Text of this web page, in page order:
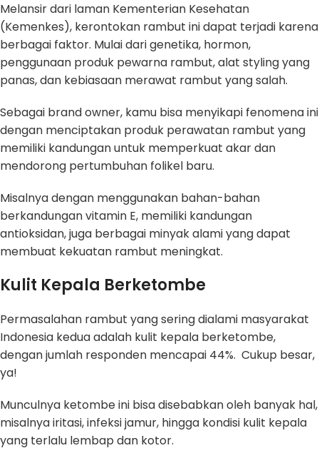
Melansir dari laman Kementerian Kesehatan
(Kemenkes), kerontokan rambut ini dapat terjadi karena
berbagai faktor. Mulai dari genetika, hormon,
penggunaan produk pewarna rambut, alat styling yang
panas, dan kebiasaan merawat rambut yang salah.
Sebagai brand owner, kamu bisa menyikapi fenomena ini
dengan menciptakan produk perawatan rambut yang
memiliki kandungan untuk memperkuat akar dan
mendorong pertumbuhan folikel baru.
Misalnya dengan menggunakan bahan-bahan
berkandungan vitamin E, memiliki kandungan
antioksidan, juga berbagai minyak alami yang dapat
membuat kekuatan rambut meningkat.
Kulit Kepala Berketombe
Permasalahan rambut yang sering dialami masyarakat
Indonesia kedua adalah kulit kepala berketombe,
dengan jumlah responden mencapai 44%. Cukup besar,
ya!
Munculnya ketombe ini bisa disebabkan oleh banyak hal,
misalnya iritasi, infeksi jamur, hingga kondisi kulit kepala
yang terlalu lembap dan kotor.